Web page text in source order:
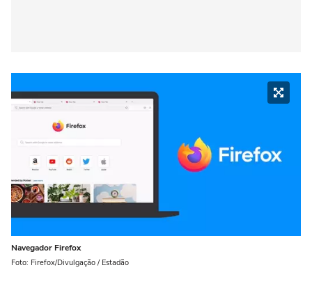
Navegador Firefox
Foto: Firefox/Divulgação / Estadão